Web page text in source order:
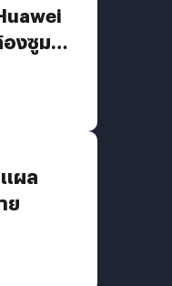
งซูม
ผล
ย